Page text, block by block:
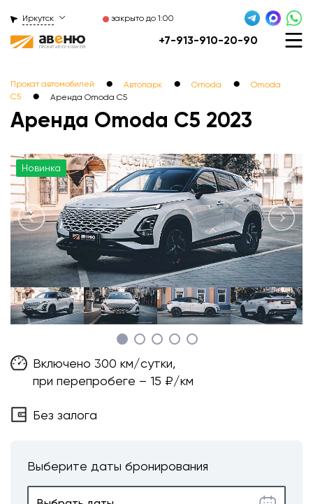
Иркутск закрыто до 1:00
+7-913-910-20-90
Прокат автомобилей ● Автопарк ● Omoda ●
Omoda
C5
● Аренда Omoda C5ㅤ
Аренда Omoda C5 2023
Новинка
Включено 300 км/сутки,
при перепробеге – 15 ₽/км
Без залога
Выберите даты бронирования